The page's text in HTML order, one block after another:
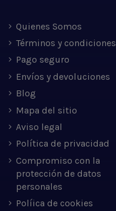
Quienes Somos
Términos y condiciones
Pago seguro
Envíos y devoluciones
Blog
Mapa del sitio
Aviso legal
Política de privacidad
Compromiso con la
protección de datos
personales
Políica de cookies